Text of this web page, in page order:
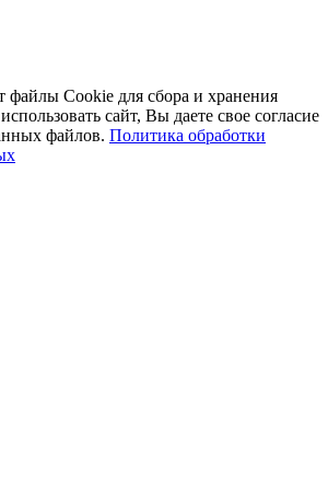
файлы Cookie для сбора и хранения
сайт, Вы даете свое согласие
файлов. Политика обработки